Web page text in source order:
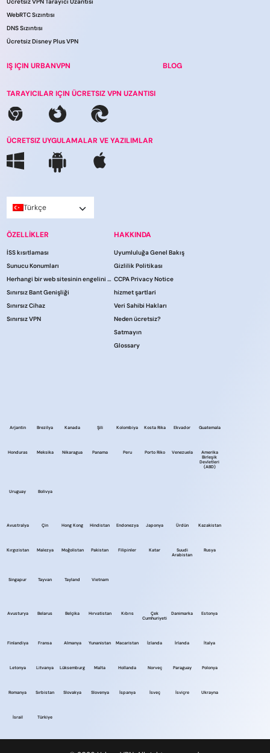
WebRTC Sızıntısı
DNS Sızıntısı
Ücretsiz Disney Plus VPN
IŞ IÇIN URBANVPN BLOG
TARAYICILAR IÇIN ÜCRETSIZ VPN UZANTISI
ÜCRETSIZ UYGULAMALAR VE YAZILIMLAR
Türkçe
ÖZELLİKLER
İSS kısıtlaması
Sunucu Konumları
Herhangi bir web sitesinin engelini kaldırın
Sınırsız Bant Genişliği
Sınırsız Cihaz
Sınırsız VPN
HAKKINDA
Uyumluluğa Genel Bakış
Gizlilik Politikası
CCPA Privacy Notice
hi̇zmet şartlari
Veri Sahibi Hakları
Neden ücretsiz?
Satmayın
Glossary
Arjantin Brezilya Kanada Şili Kolombiya Kosta Rika Ekvador Guatemala
Honduras Meksika Nikaragua Panama Peru Porto Riko Venezuela
Amerika
Birleşik
Devletleri
(ABD)
Uruguay Bolivya
Avustralya Çin Hong Kong Hindistan Endonezya Japonya Ürdün Kazakistan
Kırgızistan Malezya Moğolistan Pakistan Filipinler Katar
Suudi
Arabistan
Rusya
Singapur Tayvan Tayland Vietnam
Avusturya Belarus Belçika Hırvatistan Kıbrıs
Çek
Cumhuriyeti
Danimarka Estonya
Finlandiya Fransa Almanya Yunanistan Macaristan İzlanda İrlanda İtalya
Letonya Litvanya Lüksemburg Malta Hollanda Norveç Paraguay Polonya
Romanya Sırbistan Slovakya Slovenya İspanya İsveç İsviçre Ukrayna
İsrail Türkiye